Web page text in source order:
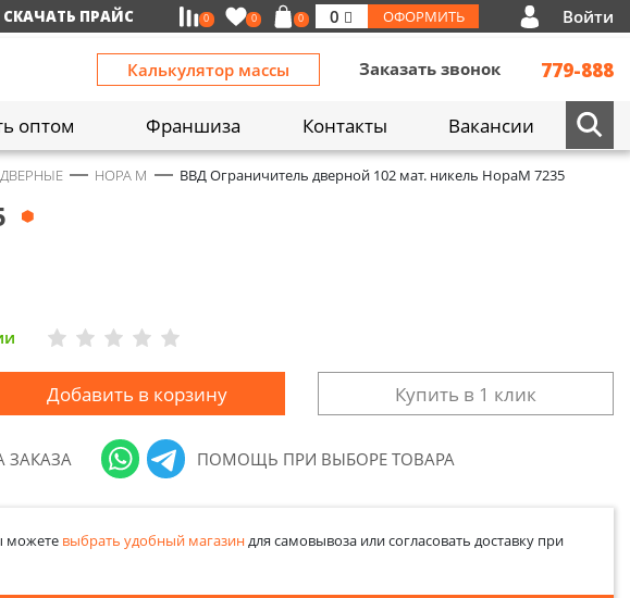
СКАЧАТЬ ПРАЙС 0 0 0 0 ОФОРМИТЬ Войти
Калькулятор массы Заказать звонок 779-888
оптом Франшиза Контакты Вакансии
НОРА М ВВД Ограничитель дверной 102 мат. никель НораМ 7235
Добавить в корзину Купить в 1 клик
ЗАКАЗА ПОМОЩЬ ПРИ ВЫБОРЕ ТОВАРА
можете выбрать удобный магазиндля самовывоза или согласовать доставку при